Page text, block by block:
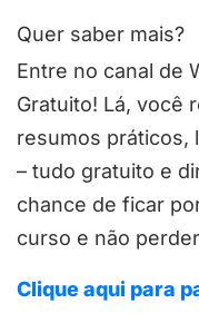
Quer saber mais?
Entre no canal de
Gratuito! Lá, você
resumos práticos,
– tudo gratuito e
chance de ficar
curso e não
Clique aqui para